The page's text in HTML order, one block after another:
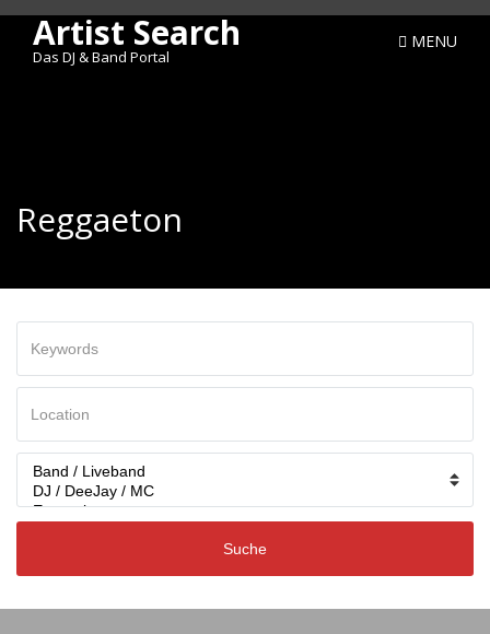
Artist Search
Das DJ & Band Portal
MENU
Reggaeton
Region
Categories
Suche